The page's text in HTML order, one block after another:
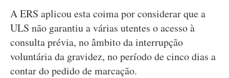
A ERS aplicou esta coima por considerar que a
ULS não garantiu a várias utentes o acesso à
consulta prévia, no âmbito da interrupção
voluntária da gravidez, no período de cinco dias a
contar do pedido de marcação.